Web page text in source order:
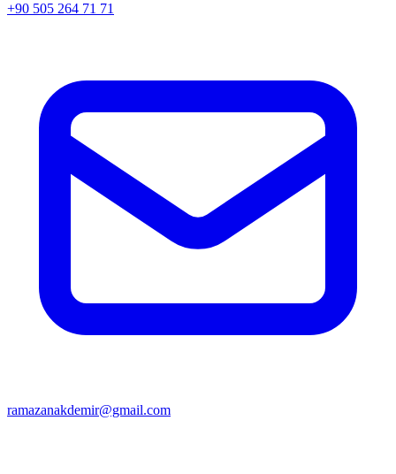
+90 505 264 71 71
ramazanakdemir@gmail.com